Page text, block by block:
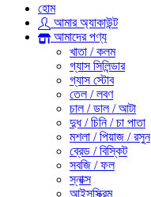
হোম
আমার অ্যাকাউন্ট
আমাদের পণ্য
খাতা / কলম
গ্যাস সিলিন্ডার
গ্যাস স্টোব
তেল / লবণ
চাল / ডাল / আটা
দুধ / চিনি / চা পাতা
মশলা / পিয়াজ / রসুন
ব্রেড / বিস্কিট
সবজি / ফল
স্নাক্স
আইসস্ক্রিম